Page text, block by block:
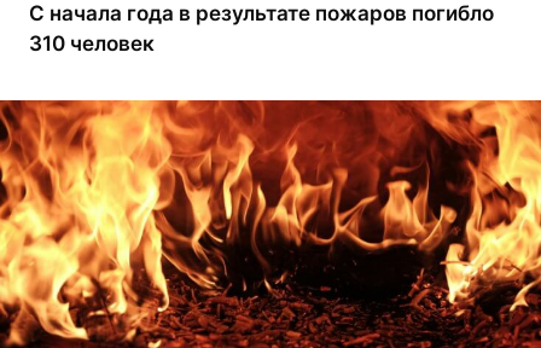
С начала года в результате пожаров погибло
310 человек